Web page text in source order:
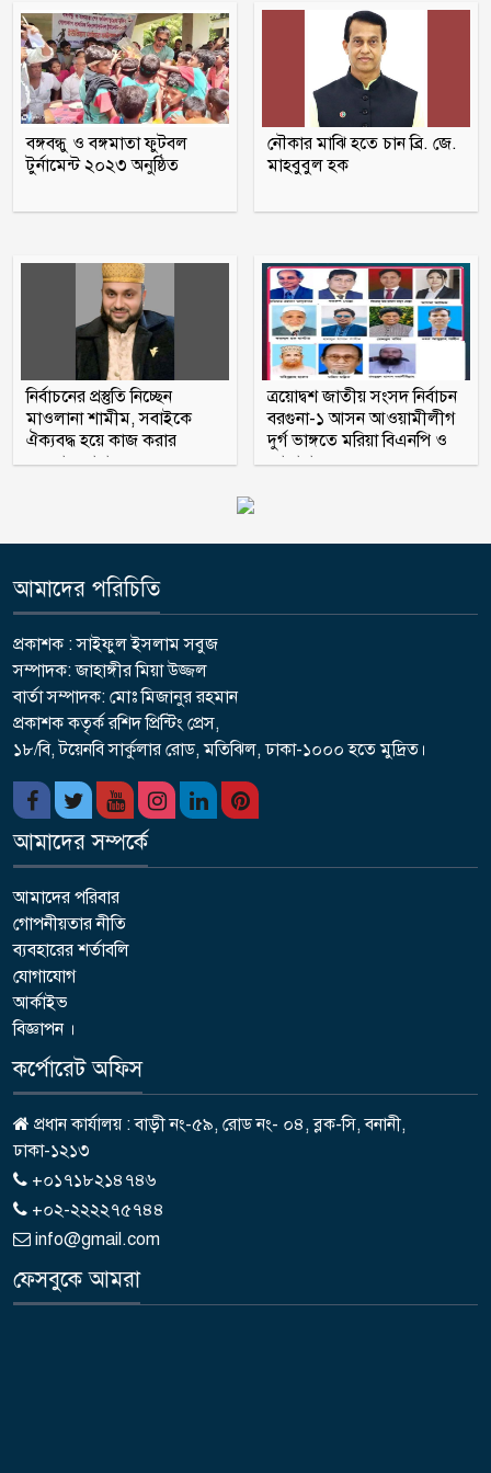
জুলাই স্মৃতি জাদুঘর বিতাড়িত ফ্যাসিস্টদের
মুখোশ উন্মোচন করবে: প্রধানমন্ত্রী
তিতুমীর কলেজে ছাত্রশক্তির ২ নেতার ওপর
ছাত্রদলের হামলার অভিযোগ
বঙ্গবন্ধু ও বঙ্গমাতা ফুটবল
টুর্নামেন্ট ২০২৩ অনুষ্ঠিত
নৌকার মাঝি হতে চান ব্রি. জে.
মাহবুবুল হক
নির্বাচনের প্রস্তুতি নিচ্ছেন
মাওলানা শামীম, সবাইকে
ঐক্যবদ্ধ হয়ে কাজ করার
অহব্বান জানান
ত্রয়োদ্বশ জাতীয় সংসদ নির্বাচন
বরগুনা-১ আসন আওয়ামীলীগ
দুর্গ ভাঙ্গতে মরিয়া বিএনপি ও
জামায়াত
আমাদের পরিচিতি
প্রকাশক : সাইফুল ইসলাম সবুজ
সম্পাদক: জাহাঙ্গীর মিয়া উজ্জল
বার্তা সম্পাদক: মোঃ মিজানুর রহমান
প্রকাশক কতৃর্ক রশিদ প্রিন্টিং প্রেস,
১৮/বি, টয়েনবি সার্কুলার রোড, মতিঝিল, ঢাকা-১০০০ হতে মুদ্রিত।
আমাদের সম্পর্কে
আমাদের পরিবার
গোপনীয়তার নীতি
ব্যবহারের শর্তাবলি
যোগাযোগ
আর্কাইভ
বিজ্ঞাপন ।
কর্পোরেট অফিস
প্রধান কার্যালয় : বাড়ী নং-৫৯, রোড নং- ০৪, ব্লক-সি, বনানী,
ঢাকা-১২১৩
+০১৭১৮২১৪৭৪৬
+০২-২২২২৭৫৭৪৪
info@gmail.com
ফেসবুকে আমরা